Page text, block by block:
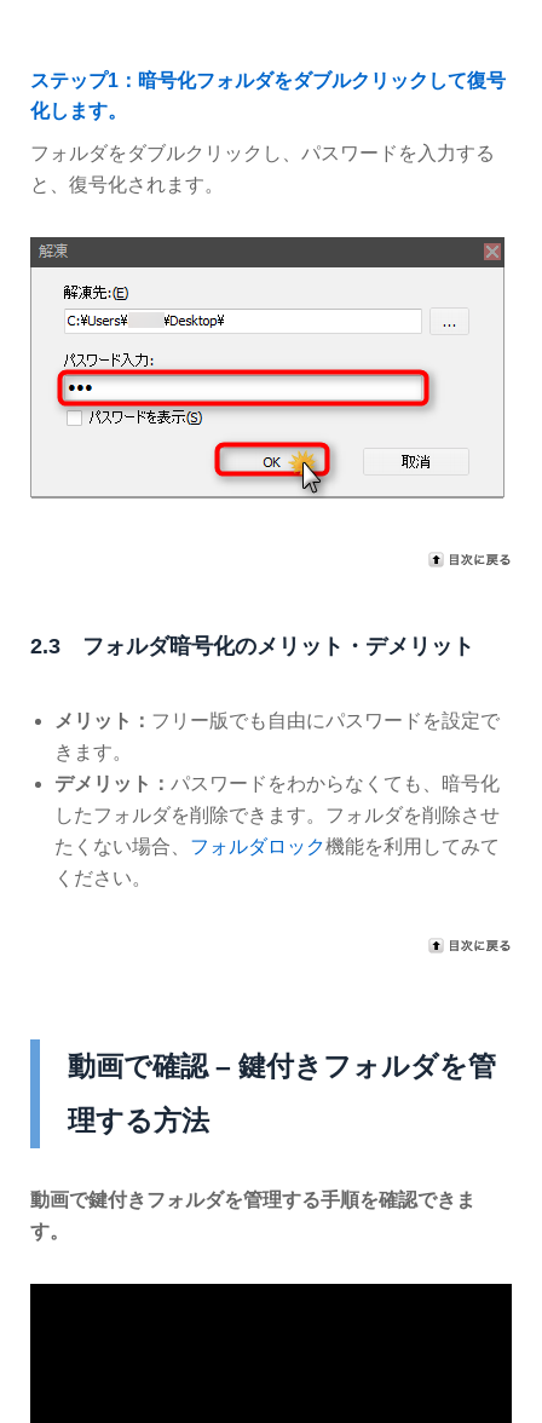
ステップ1：暗号化フォルダをダブルクリックして復号
化します。
フォルダをダブルクリックし、パスワードを入力する
と、復号化されます。
2.3 フォルダ暗号化のメリット・デメリット
メリット： フリー版でも自由にパスワードを設定で
きます。
デメリット： パスワードをわからなくても、暗号化
したフォルダを削除できます。フォルダを削除させ
たくない場合、 フォルダロック機能を利用してみて
ください。
動画で確認 – 鍵付きフォルダを管
理する方法
動画で鍵付きフォルダを管理する手順を確認できま
す。